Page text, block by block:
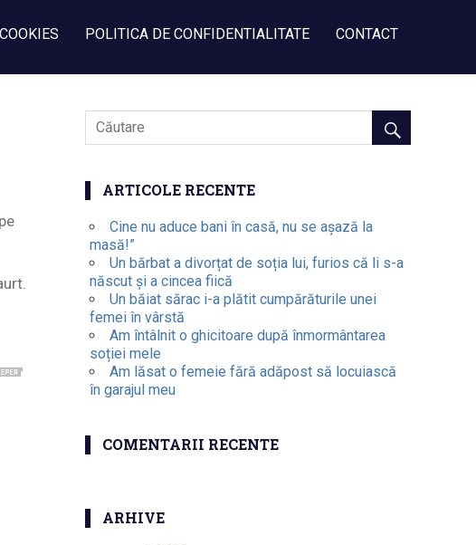
POLITICA DE CONFIDENTIALITATE CONTACT
ARTICOLE RECENTE
Cine nu aduce bani în casă, nu se așază la
masă!”
Un bărbat a divorțat de soția lui, furios că li s-a
născut și a cincea fiică
Un băiat sărac i-a plătit cumpărăturile unei
femei în vârstă
Am întâlnit o ghicitoare după înmormântarea
soției mele
Am lăsat o femeie fără adăpost să locuiască
în garajul meu
COMENTARII RECENTE
ARHIVE